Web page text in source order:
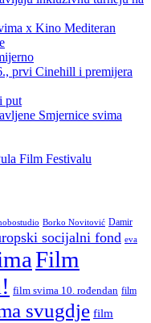
x Kino Mediteran
prvi Cinehill i premijera
put
Smjernice svima
Film Festivalu
Borko Novitović Damir
socijalni fond eva
Film
film svima 10. rođendan film
svugdje film